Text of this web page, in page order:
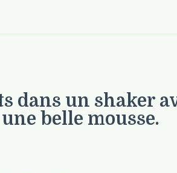
dans un shaker
belle mousse.